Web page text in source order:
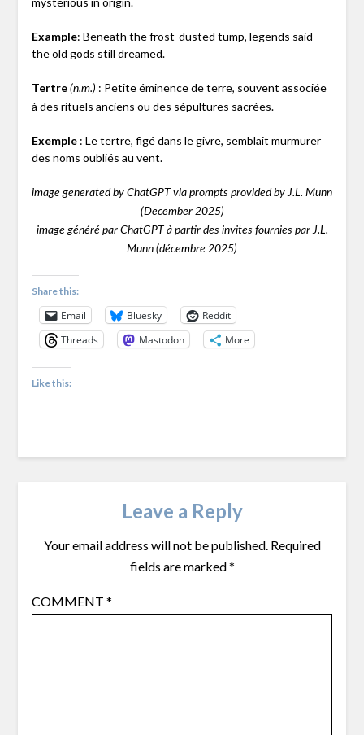
Example: Beneath the frost-dusted tump, legends said
the old gods still dreamed.
Tertre (n.m.) : Petite éminence de terre, souvent associée
à des rituels anciens ou des sépultures sacrées.
Exemple: Le tertre, figé dans le givre, semblait murmurer
des noms oubliés au vent.
image generated by ChatGPT via prompts provided by J.L. Munn
(December 2025)
image généré par ChatGPT à partir des invites fournies par J.L.
Munn (décembre 2025)
Share this:
Email Bluesky
Reddit
Threads
Mastodon More
Like this:
Leave a Reply
Your email address will not be published. Required
fields are marked*
COMMENT *